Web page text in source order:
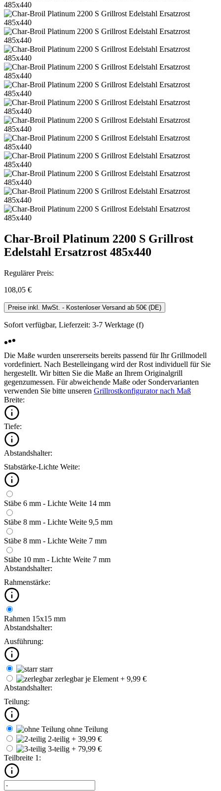
Char-Broil Platinum 2200 S Grillrost
Edelstahl Ersatzrost 485x440
Regulärer Preis:
108,05 €
Preise inkl. MwSt. - Kostenloser Versand ab 50€ (DE)
Sofort verfügbar, Lieferzeit: 3-7 Werktage (f)
Die Maße wurden unsererseits bereits passend für Ihr Grillmodell
vordefiniert. Nach Bestelleingang wird der Rost individuell für Sie
hergestellt. Wir bitten Sie die Maße an Ihrem Originalgrill
gegenzumessen. Für abweichende Maße oder Sondervarianten
verwenden Sie bitte unseren Grillrostkonfigurator nach Maß
Breite:
Tiefe:
Abstandshalter:
Stabstärke-Lichte Weite:
Stäbe 6 mm - Lichte Weite 14 mm
Stäbe 8 mm - Lichte Weite 9,5 mm
Stäbe 8 mm - Lichte Weite 7 mm
Stäbe 10 mm - Lichte Weite 7 mm
Abstandshalter:
Rahmenstärke:
Rahmen 15x15 mm
Abstandshalter:
Ausführung:
starr
zerlegbarje Element + 9,99 €
Abstandshalter:
Teilung:
ohne Teilung
2-teilig + 39,99 €
3-teilig + 79,99 €
Teilbreite 1: